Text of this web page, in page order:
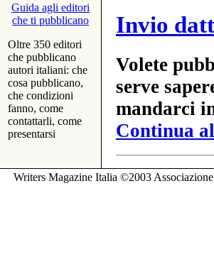
Guida agli editori
che ti pubblicano
Oltre 350 editori
che pubblicano
autori italiani: che
cosa pubblicano,
che condizioni
fanno, come
contattarli, come
presentarsi
Invio
Volete
serve
mandarci
Continua
Writers Magazine Italia ©2003